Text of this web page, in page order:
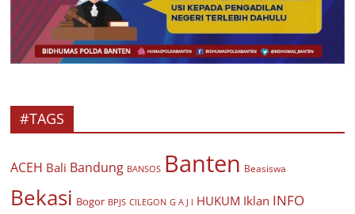
#TAGS
ACEH Bali Bandung BANSOS Banten Beasiswa
Bekasi Bogor BPJS CILEGON G A J I HUKUM Iklan INFO